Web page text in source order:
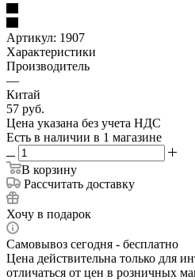
Артикул: 1907
Характеристики
Производитель
—
Китай
57 руб.
Цена указана без учета НДС
Есть в наличии в 1 магазине
В корзину
Рассчитать доставку
Хочу в подарок
Самовывоз сегодня - бесплатно
Цена действительна только для
отличаться от цен в розничных